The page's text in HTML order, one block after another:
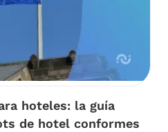
hoteles: la guía
de hotel conformes